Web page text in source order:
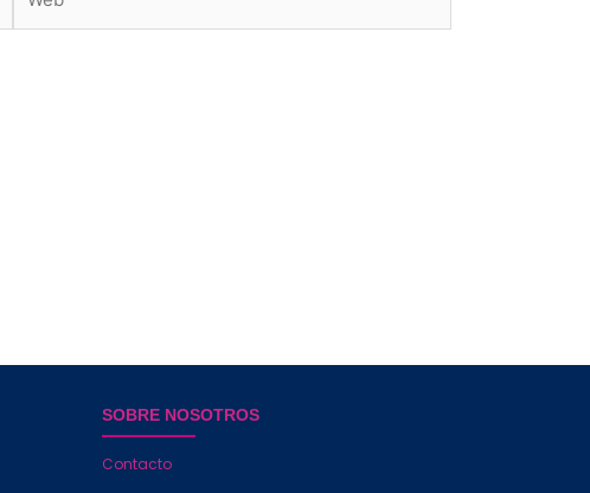
SOBRE NOSOTROS
Contacto